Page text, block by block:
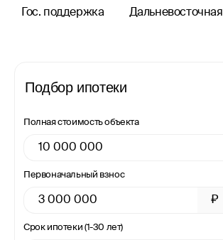
Гос. поддержка Дальневосточная
Подбор ипотеки
Полная стоимость объекта
Первоначальный взнос
₽
Срок ипотеки (1-30 лет)